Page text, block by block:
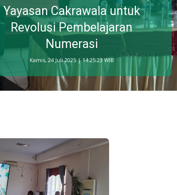
Yayasan Cakrawala untuk
Revolusi Pembelajaran
Numerasi
Kamis, 24 Juli 2025 | 14:25:23 WIB